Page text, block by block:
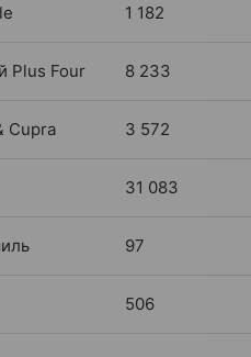
1 182
Plus Four 8 233
Cupra 3 572
31 083
97
506